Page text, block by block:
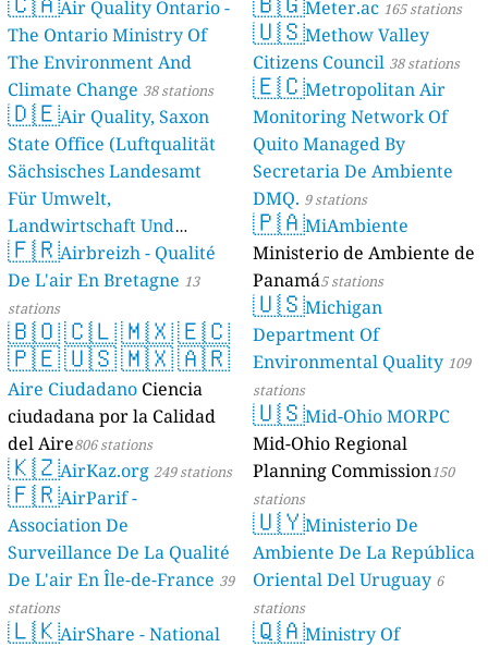
Air Quality Ontario -
The Ontario Ministry Of
The Environment And
Climate Change 38 stations
🇩🇪Air Quality, Saxon
State Office (Luftqualität
Sächsisches Landesamt
Für Umwelt,
Landwirtschaft Und
Geologie) 50 stations
🇫🇷Airbreizh - Qualité
De L'air En Bretagne 13
stations
🇧🇴🇨🇱🇲🇽🇪🇨
🇵🇪🇺🇸🇲🇽🇦🇷
Aire Ciudadano Ciencia
ciudadana por la Calidad
del Aire806 stations
🇰🇿AirKaz.org 249 stations
🇫🇷AirParif -
Association De
Surveillance De La Qualité
De L'air En Île-de-France 39
stations
🇱🇰AirShare - National
Meter.ac 165 stations
🇺🇸Methow Valley
Citizens Council 38 stations
🇪🇨Metropolitan Air
Monitoring Network Of
Quito Managed By
Secretaria De Ambiente
DMQ. 9 stations
🇵🇦MiAmbiente
Ministerio de Ambiente de
Panamá5 stations
🇺🇸Michigan
Department Of
Environmental Quality 109
stations
🇺🇸Mid-Ohio MORPC
Mid-Ohio Regional
Planning Commission150
stations
🇺🇾Ministerio De
Ambiente De La República
Oriental Del Uruguay 6
stations
🇶🇦Ministry Of